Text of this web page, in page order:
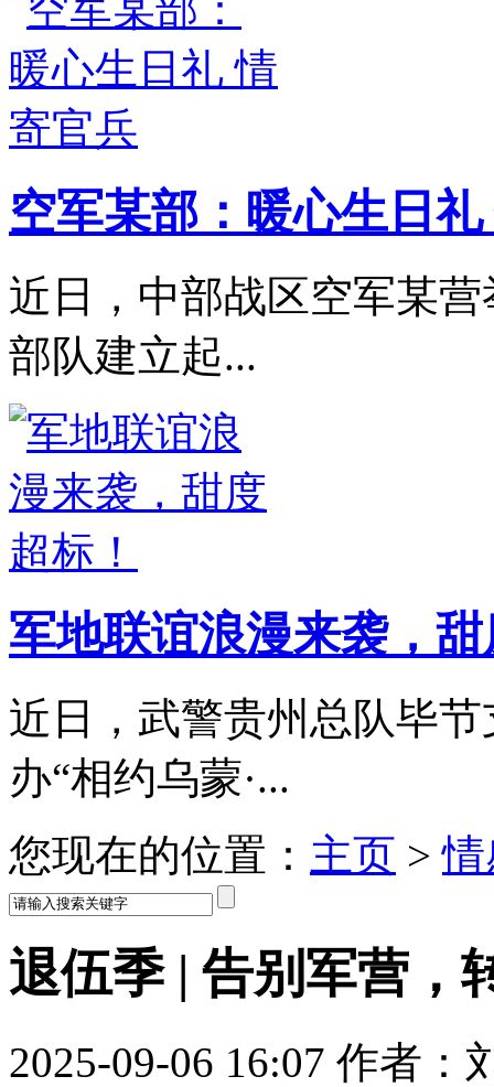
空军某部：暖心生日
近日，中部战区空军某
部队建立起...
军地联谊浪漫来袭，
近日，武警贵州总队毕
办“相约乌蒙·...
您现在的位置： 主页 >
退伍季 | 告别军营，
2025-09-06 16:07 作者